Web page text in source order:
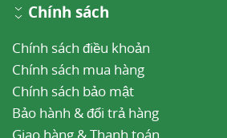
Chính sách
Chính sách điều khoản
Chính sách mua hàng
Chính sách bảo mật
Bảo hành & đổi trả hàng
Giao hàng & Thanh toán